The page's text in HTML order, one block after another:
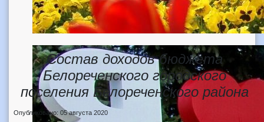
Состав доходов бюджета
Белореченского городского
поселения Белореченского района
Опубликовано: 05 августа 2020